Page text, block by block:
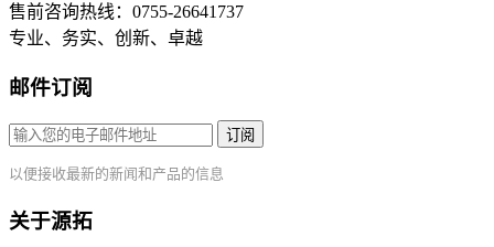
售前咨询热线：0755-26641737
专业、务实、创新、卓越
邮件订阅
订阅
以便接收最新的新闻和产品的信息
关于源拓